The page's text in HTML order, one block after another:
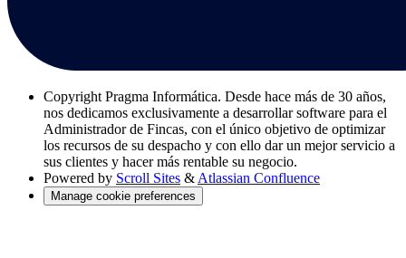
Copyright Pragma Informática. Desde hace más de 30 años,
nos dedicamos exclusivamente a desarrollar software para el
Administrador de Fincas, con el único objetivo de optimizar
los recursos de su despacho y con ello dar un mejor servicio a
sus clientes y hacer más rentable su negocio.
Powered by Scroll Sites & Atlassian Confluence
Manage cookie preferences